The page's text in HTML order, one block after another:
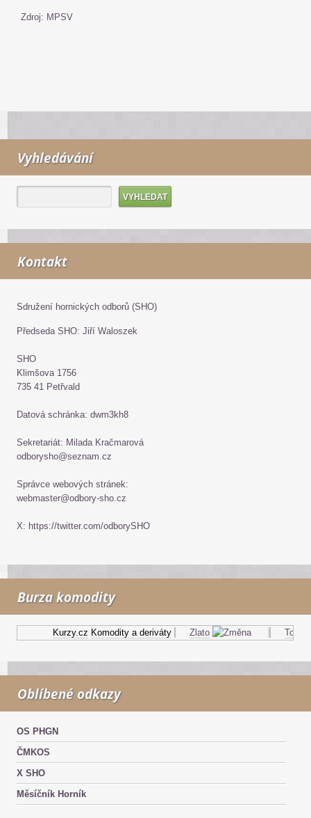
Zdroj: MPSV
Vyhledávání
Kontakt
Sdružení hornických odborů (SHO)
Předseda SHO: Jiří Waloszek
SHO
Klimšova 1756
735 41 Petřvald
Datová schránka: dwm3kh8
Sekretariát: Milada Kračmarová
odborysho@seznam.cz
Správce webových stránek:
webmaster@odbory-sho.cz
X: https://twitter.com/odborySHO
Burza komodity
Kurzy.cz Komodity a deriváty Zlato Topný
Oblíbené odkazy
OS PHGN
ČMKOS
X SHO
Měsíčník Horník